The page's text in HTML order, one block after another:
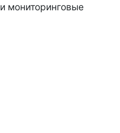
и мониторинговые